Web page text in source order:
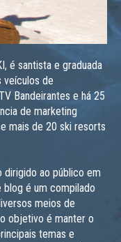
é santista e graduada
veículos de
Bandeirantes e há 25
de marketing
mais de 20 ski resorts
dirigido ao público em
blog é um compilado
meios de
objetivo é manter o
temas e